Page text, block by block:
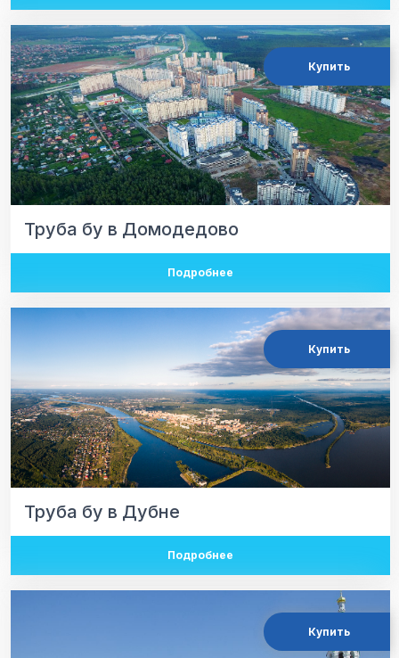
Купить
Труба бу в Домодедово
Подробнее
Купить
Труба бу в Дубне
Подробнее
Купить